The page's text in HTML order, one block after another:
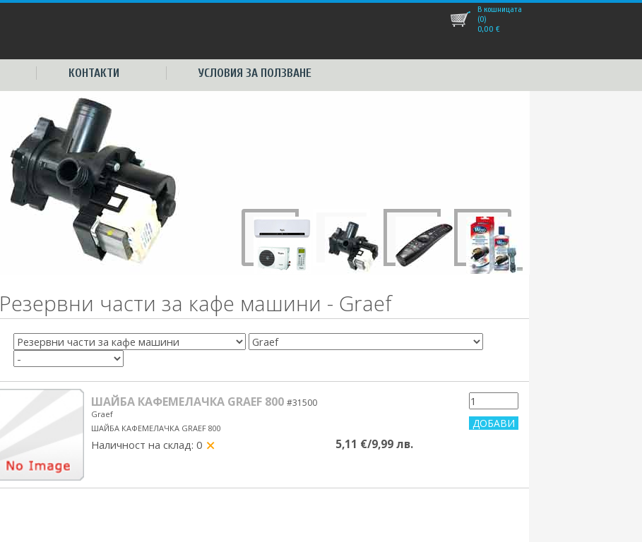
КОНТАКТИ УСЛОВИЯ ЗА ПОЛЗВАНЕ
В кошницата
(0)
0,00 €
Резервни части за кафе машини - Graef
ШАЙБА КАФЕМЕЛАЧКА GRAEF 800 #31500
Graef
ШАЙБА КАФЕМЕЛАЧКА GRAEF 800
Наличност на склад: 0 5,11 €/9,99 лв.